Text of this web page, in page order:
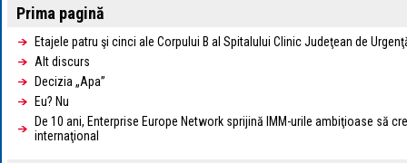
1 JPY
= 3.0556
1 KRW
= 0.3047
1 NZD= 2.6097
Prima pagină
Etajele patru şi cinci ale Corpului B al Spitalului Clinic Judeţean de
Alt discurs
Decizia „Apa”
Eu? Nu
De 10 ani, Enterprise Europe Network sprijină IMM-urile ambiţioase să
internaţional